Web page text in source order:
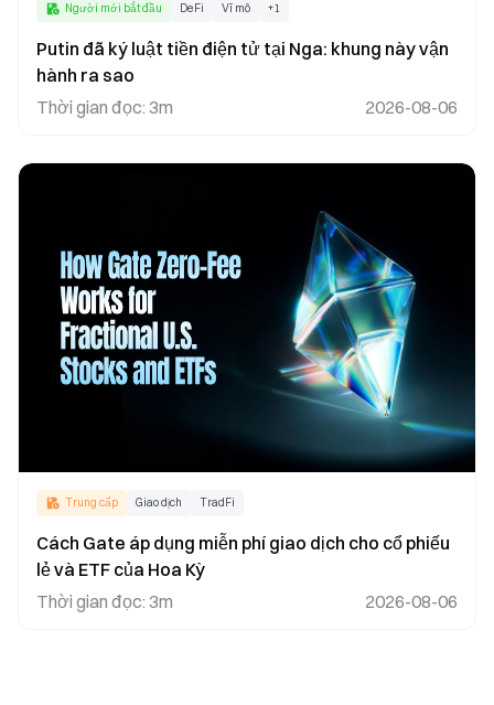
Người mới bắt đầu DeFi Vĩ mô +1
Putin đã ký luật tiền điện tử tại Nga: khung này vận
hành ra sao
Thời gian đọc: 3m 2026-08-06
Trung cấp Giao dịch TradFi
Cách Gate áp dụng miễn phí giao dịch cho cổ phiếu
lẻ và ETF của Hoa Kỳ
Thời gian đọc: 3m 2026-08-06